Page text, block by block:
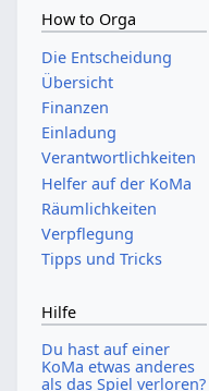
How to Orga
Die Entscheidung
Übersicht
Finanzen
Einladung
Verantwortlichkeiten
Helfer auf der KoMa
Räumlichkeiten
Verpflegung
Tipps und Tricks
Hilfe
Du hast auf einer
KoMa etwas anderes
als das Spiel verloren?